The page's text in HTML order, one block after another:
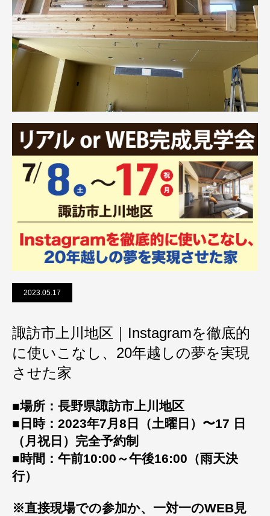
2023.05.17
諏訪市上川地区｜Instagramを徹底的
に使いこなし、20年越しの夢を実現
させた家
■場所：長野県諏訪市上川地区
■日時：2023年7月8日（土曜日）〜17 日
（月祝日）完全予約制
■時間：午前10:00～午後16:00（雨天決
行）
※直接現場での参加か、一対一のWEB見